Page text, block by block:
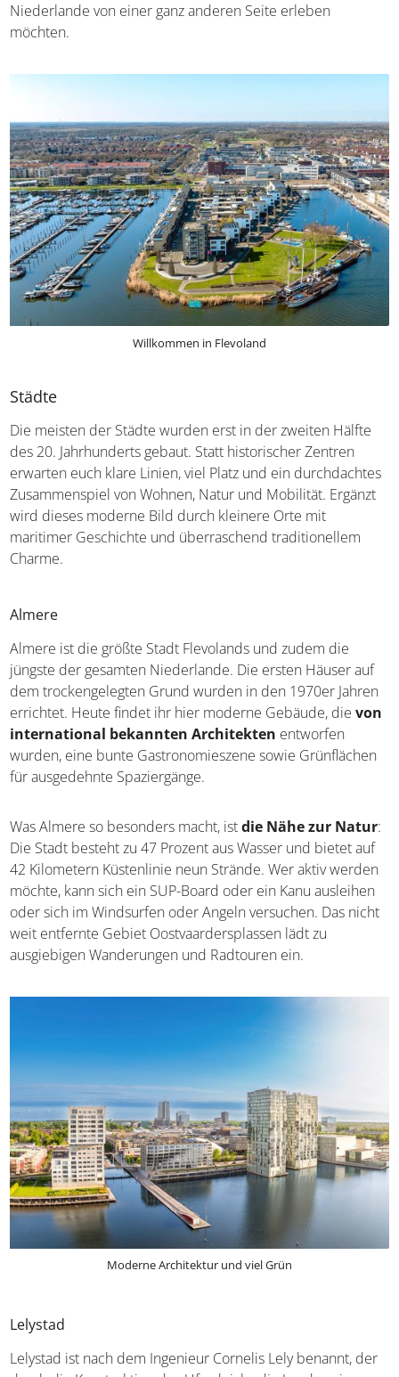
Niederlande von einer ganz anderen Seite erleben
möchten.
Willkommen in Flevoland
Städte
Die meisten der Städte wurden erst in der zweiten Hälfte
des 20. Jahrhunderts gebaut. Statt historischer Zentren
erwarten euch klare Linien, viel Platz und ein durchdachtes
Zusammenspiel von Wohnen, Natur und Mobilität. Ergänzt
wird dieses moderne Bild durch kleinere Orte mit
maritimer Geschichte und überraschend traditionellem
Charme.
Almere
Almere ist die größte Stadt Flevolands und zudem die
jüngste der gesamten Niederlande. Die ersten Häuser auf
dem trockengelegten Grund wurden in den 1970er Jahren
errichtet. Heute findet ihr hier moderne Gebäude, dievon
international bekannten Architekten entworfen
wurden, eine bunte Gastronomieszene sowie Grünflächen
für ausgedehnte Spaziergänge.
Was Almere so besonders macht, istdie Nähe zur Natur:
Die Stadt besteht zu 47 Prozent aus Wasser und bietet auf
42 Kilometern Küstenlinie neun Strände. Wer aktiv werden
möchte, kann sich ein SUP-Board oder ein Kanu ausleihen
oder sich im Windsurfen oder Angeln versuchen. Das nicht
weit entfernte Gebiet Oostvaardersplassen lädt zu
ausgiebigen Wanderungen und Radtouren ein.
Moderne Architektur und viel Grün
Lelystad
Lelystad ist nach dem Ingenieur Cornelis Lely benannt, der